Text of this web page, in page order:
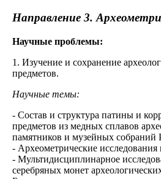
Направление 3.
Научные проблемы:
1. Изучение и сохранение
предметов.
Научные темы:
- Состав и структура патины и
предметов из медных сплавов
памятников и музейных собраний
- Археометрические
- Мультидисциплинарное
серебряных монет